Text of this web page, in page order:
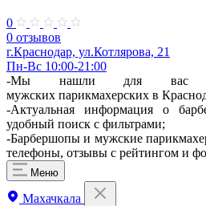
0
0 отзывов
г.Краснодар, ул.Котлярова, 21
Пн-Вс 10:00-21:00
-Мы нашли для вас
мужских парикмахерских в
-Актуальная информация о
удобный поиск с фильтрами;
-Барбершопы и мужские
телефоны, отзывы с рейтингом и
Меню
Махачкала